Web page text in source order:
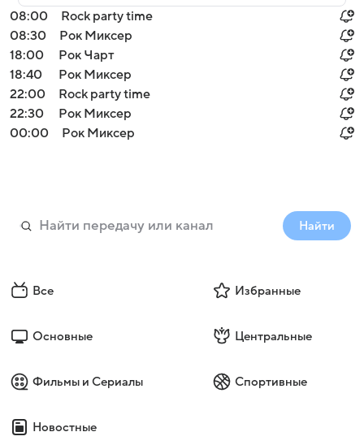
08:00
Rock party time
08:30
Рок Миксер
18:00
Рок Чарт
18:40
Рок Миксер
22:00
Rock party time
22:30
Рок Миксер
00:00
Рок Миксер
Найти
Все Избранные
Основные Центральные
Фильмы и Сериалы Спортивные
Новостные